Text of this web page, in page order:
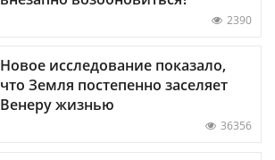
2390
Новое исследование показало,
что Земля постепенно заселяет
Венеру жизнью
36356